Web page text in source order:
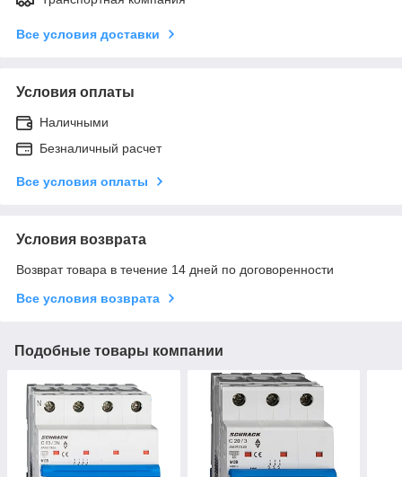
Все условия доставки
Условия оплаты
Наличными
Безналичный расчет
Все условия оплаты
Условия возврата
Возврат товара в течение 14 дней по договоренности
Все условия возврата
Подобные товары компании